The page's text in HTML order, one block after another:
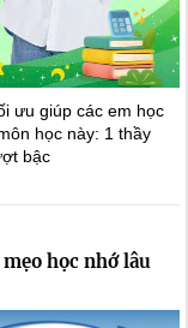
ưu giúp các em học
học này: 1 thầy
bậc
học nhớ lâu